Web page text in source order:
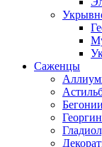
Саженцы
Бегонии